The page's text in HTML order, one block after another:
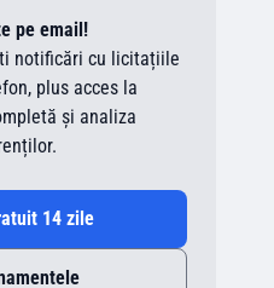
pe email!
notificări cu licitațiile
plus acces la
și analiza
14 zile